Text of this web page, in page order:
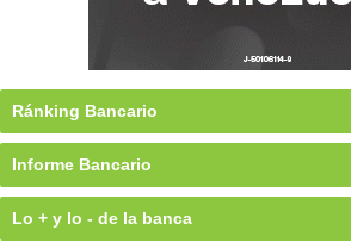
Ránking Bancario
Informe Bancario
Lo + y lo - de la banca